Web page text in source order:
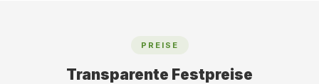
PREISE
Transparente Festpreise